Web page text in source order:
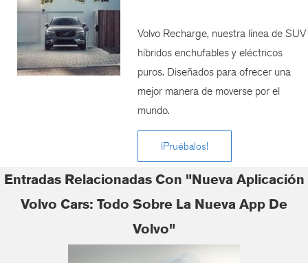
Volvo Recharge, nuestra línea de SUV
híbridos enchufables y eléctricos
puros. Diseñados para ofrecer una
mejor manera de moverse por el
mundo.
¡Pruébalos!
Entradas Relacionadas Con "Nueva Aplicación
Volvo Cars: Todo Sobre La Nueva App De
Volvo"